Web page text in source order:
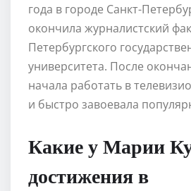
года в городе Санкт-
окончила журналистский
Петербургского
университета. После
начала работать в
и быстро завоевала
Какие у Марии
достижения в